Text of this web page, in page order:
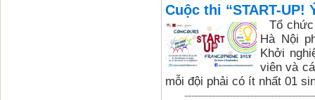
Cuộc thi “START-UP!
Tổ chức
Hà Nội
Khởi
viên và
mỗi đội phải có ít nhất 01